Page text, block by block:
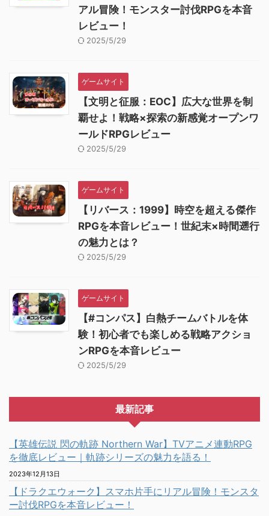
アル冒険！モンスター討伐RPGを本音
レビュー！
2025/5/29
ゲームサイト
【文明と征服：EOC】広大な世界を制
覇せよ！戦略×探索の新感覚オープンワ
ールドRPGレビュー
2025/5/29
ゲームサイト
【リバース：1999】時空を超える傑作
RPGを本音レビュー！世紀末×時間遡行
の魅力とは？
2025/5/29
ゲームサイト
【#コンパス】白熱チームバトルを体
験！初心者でも楽しめる戦略アクショ
ンRPGを本音レビュー
2025/5/29
最新記事
【英雄伝説 閃の軌跡 Northern War】TVアニメ連動RPG
を徹底レビュー｜軌跡シリーズの魅力を語る！
2023年12月13日
【ドラクエウォーク】スマホ片手にリアル冒険！モンスタ
ー討伐RPGを本音レビュー！